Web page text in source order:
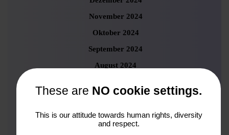
November 2024
Oktober 2024
September 2024
August 2024
Mai 2024
April 2024
These are NO cookie settings.
This is our attitude towards human rights, diversity
and respect.